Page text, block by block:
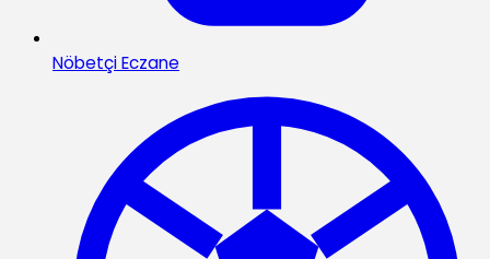
Nöbetçi Eczane